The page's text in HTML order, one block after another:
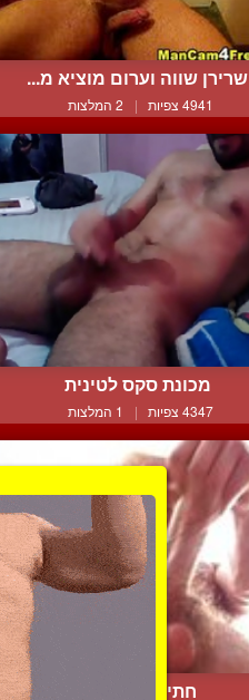
שרירן שווה וערום מוציא מ...
4941 צפיות | 2 המלצות
מכונת סקס לטינית
4347 צפיות | 1 המלצות
חתיך עושה ביד